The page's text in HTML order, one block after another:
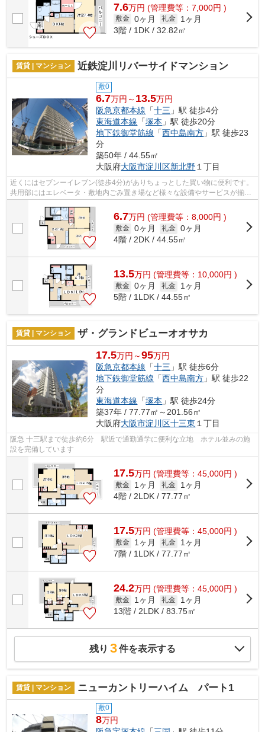
7.6万円 (管理費等：7,000円 )
敷金 0ヶ月 礼金
1ヶ月
3階 / 1DK / 32.82㎡
賃貸 | マンション 近鉄淀川リバーサイドマンション
敷0
6.7万円～ 13.5万円
阪急京都本線 「十三 」駅 徒歩4分
東海道本線 「塚本 」駅 徒歩20分
地下鉄御堂筋線 「西中島南方 」駅 徒歩23
分
築50年 / 44.55㎡
大阪府大阪市淀川区新北野 １丁目
近くにはセブンーイレブン(徒歩4分)がありちょっとした買い物に便利です。
共用部にはエレベータ・敷地内ごみ置き場など様々な設備やサービスが揃っ
ているので便利です。防犯対策もバッ...
6.7万円 (管理費等：8,000円 )
敷金 0ヶ月 礼金 0ヶ月
4階 / 2DK / 44.55㎡
13.5万円 (管理費等：10,000円 )
敷金 0ヶ月 礼金
1ヶ月
5階 / 1LDK / 44.55㎡
賃貸 | マンション ザ・グランドビューオオサカ
17.5万円～95万円
阪急京都本線 「十三 」駅 徒歩6分
地下鉄御堂筋線 「西中島南方 」駅 徒歩22
分
東海道本線 「塚本 」駅 徒歩24分
築37年 / 77.77㎡～201.56㎡
大阪府大阪市淀川区十三東 １丁目
阪急 十三駅まで徒歩約6分 駅近で通勤通学に便利な立地 ホテル並みの施
設を完備しています
17.5万円 (管理費等：45,000円 )
敷金 1ヶ月 礼金
1ヶ月
4階 / 2LDK / 77.77㎡
17.5万円 (管理費等：45,000円 )
敷金 1ヶ月 礼金
1ヶ月
7階 / 1LDK / 77.77㎡
24.2万円 (管理費等：45,000円 )
敷金 1ヶ月 礼金
1ヶ月
13階 / 2LDK / 83.75㎡
残り 3件を表示する
賃貸 | マンション ニューカントリーハイム パート1
敷0
8万円